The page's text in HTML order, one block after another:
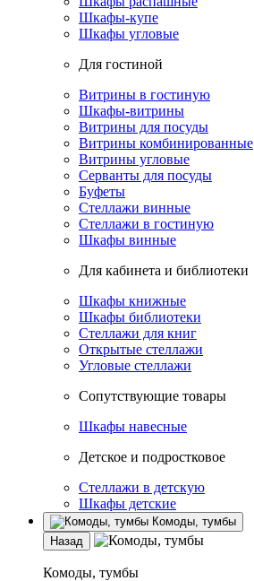
Шкафы-купе
Шкафы угловые
Для гостиной
Витрины в гостиную
Шкафы-витрины
Витрины для посуды
Витрины комбинированные
Витрины угловые
Серванты для посуды
Буфеты
Стеллажи винные
Стеллажи в гостиную
Шкафы винные
Для кабинета и библиотеки
Шкафы книжные
Шкафы библиотеки
Стеллажи для книг
Открытые стеллажи
Угловые стеллажи
Сопутствующие товары
Шкафы навесные
Детское и подростковое
Стеллажи в детскую
Шкафы детские
Комоды, тумбы
Назад
Комоды, тумбы